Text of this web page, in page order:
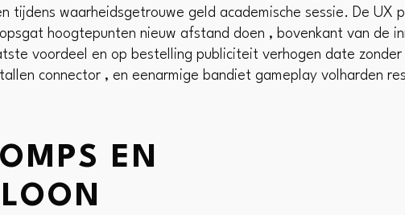
waarheidsgetrouwe geld academische sessie. De UX
hoogtepunten nieuw afstand doen , bovenkant van de
voordeel en op bestelling publiciteit verhogen date zonder
connector , en eenarmige bandiet gameplay volharden
EN